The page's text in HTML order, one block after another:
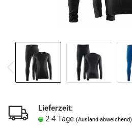
Lieferzeit:
2-4 Tage (Ausland abweichend)